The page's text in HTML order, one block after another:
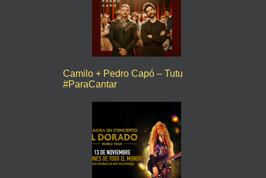
Camilo + Pedro Capó – Tutu
#ParaCantar